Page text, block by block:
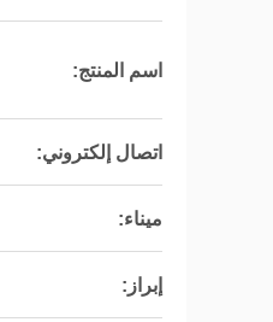
اسم المنتج:
اتصال إلكتروني:
ميناء:
إبراز: